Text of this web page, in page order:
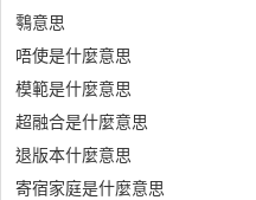
䴇意思
唔使是什麼意思
模範是什麼意思
超融合是什麼意思
退版本什麼意思
寄宿家庭是什麼意思